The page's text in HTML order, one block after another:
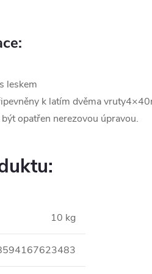
leskem
k latím dvěma
opatřen nerezovou úpravou.
10 kg